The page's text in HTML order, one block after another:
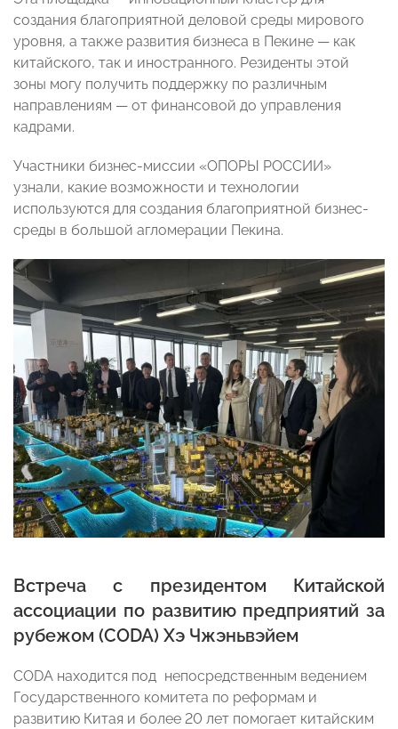
создания благоприятной деловой среды мирового
уровня, а также развития бизнеса в Пекине — как
китайского, так и иностранного. Резиденты этой
зоны могу получить поддержку по различным
направлениям — от финансовой до управления
кадрами.
Участники бизнес-миссии «ОПОРЫ РОССИИ»
узнали, какие возможности и технологии
используются для создания благоприятной бизнес-
среды в большой агломерации Пекина.
Встреча с президентом Китайской
ассоциации по развитию предприятий за
рубежом (CODA) Хэ Чжэньвэйем
CODA находится под непосредственным ведением
Государственного комитета по реформам и
развитию Китая и более 20 лет помогает китайским